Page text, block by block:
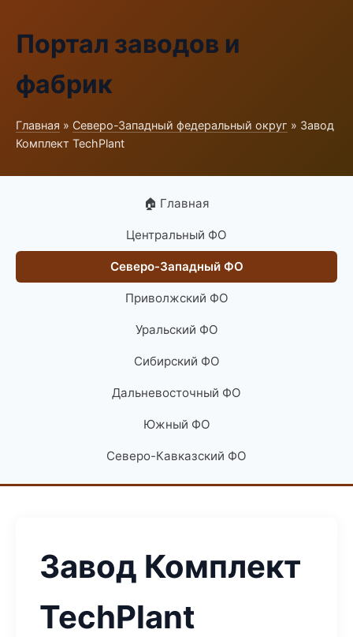
Портал заводов и
фабрик
Главная » Северо-Западный федеральный округ » Завод
Комплект TechPlant
🏠 Главная
Центральный ФО
Северо-Западный ФО
Приволжский ФО
Уральский ФО
Сибирский ФО
Дальневосточный ФО
Южный ФО
Северо-Кавказский ФО
Завод Комплект
TechPlant